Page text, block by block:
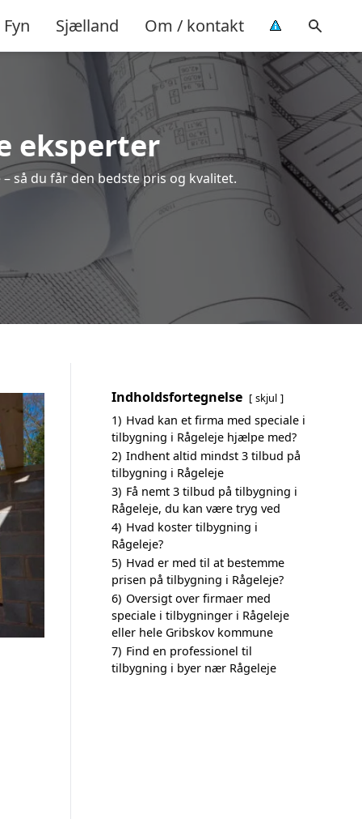
Fyn Sjælland Om / kontakt
eksperter
så du får den bedste pris og kvalitet.
Indholdsfortegnelse skjul
1) Hvad kan et firma med speciale i
tilbygning i Rågeleje hjælpe med?
2) Indhent altid mindst 3 tilbud på
tilbygning i Rågeleje
3) Få nemt 3 tilbud på tilbygning i
Rågeleje, du kan være tryg ved
4) Hvad koster tilbygning i
Rågeleje?
5) Hvad er med til at bestemme
prisen på tilbygning i Rågeleje?
6) Oversigt over firmaer med
speciale i tilbygninger i Rågeleje
eller hele Gribskov kommune
7) Find en professionel til
tilbygning i byer nær Rågeleje